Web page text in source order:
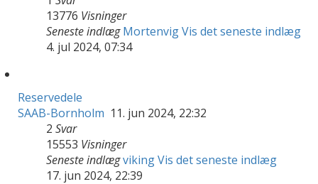
13776 Visninger
Seneste indlægMortenvigVis det seneste indlæg
4. jul 2024, 07:34
Reservedele
SAAB-Bornholm 11. jun 2024, 22:32
2 Svar
15553 Visninger
Seneste indlægvikingVis det seneste indlæg
17. jun 2024, 22:39